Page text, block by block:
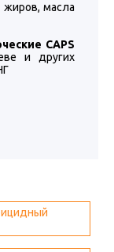
жиров, масла
CAPS
и других